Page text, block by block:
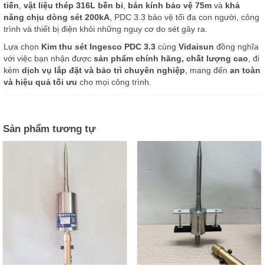
tiến vật liệu thép 316L bền bỉ bán kính bảo vệ 75m và khả
năng chịu dòng sét 200kA , PDC 3.3 bảo vệ tối đa con người, công
trình và thiết bị điện khỏi những nguy cơ do sét gây ra.
Lựa chọn Kim thu sét Ingesco PDC 3.3 cùng Vidaisun đồng nghĩa
với việc bạn nhận được sản phẩm chính hãng, chất lượng cao , đi
kèm dịch vụ lắp đặt và bảo trì chuyên nghiệp , mang đến an toàn
và hiệu quả tối ưu cho mọi công trình.
Sản phẩm tương tự